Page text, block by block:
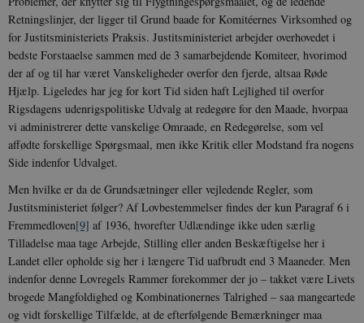
Retningslinjer, der ligger til Grund baade for Komitéernes Virksomhed og
for Justitsministeriets Praksis. Justitsministeriet arbejder overhovedet i
bedste Forstaaelse sammen med de 3 samarbejdende Komiteer, hvorimod
der af og til har været Vanskeligheder overfor den fjerde, altsaa Røde
Hjælp. Ligeledes har jeg for kort Tid siden haft Lejlighed til overfor
Rigsdagens udenrigspolitiske Udvalg at redegøre for den Maade, hvorpaa
vi administrerer dette vanskelige Omraade, en Redegørelse, som vel
affødte forskellige Spørgsmaal, men ikke Kritik eller Modstand fra nogens
Side indenfor Udvalget.
Men hvilke er da de Grundsætninger eller vejledende Regler, som
Justitsministeriet følger? Af Lovbestemmelser findes der kun Paragraf 6 i
Fremmedloven[9] af 1936, hvorefter Udlændinge ikke uden særlig
Tilladelse maa tage Arbejde, Stilling eller anden Beskæftigelse her i
Landet eller opholde sig her i længere Tid uafbrudt end 3 Maaneder. Men
indenfor denne Lovregels Rammer forekommer der jo – takket være Livets
brogede Mangfoldighed og Kombinationernes Talrighed – saa mangeartede
og vidt forskellige Tilfælde, at de efterfølgende Bemærkninger maa